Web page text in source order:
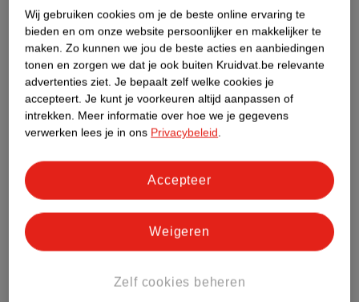
Etiketinformatie
Nature Impact Score
Dit product heeft (nog) geen Nature
Bestel & Bezorginformatie
Bekijk ook
LEGO Creator Alle LEGO Creator
Wij gebruiken cookies om je de beste online ervaring te
bieden en om onze website persoonlijker en makkelijker te
maken. Zo kunnen we jou de beste acties en aanbiedingen
tonen en zorgen we dat je ook buiten Kruidvat.be relevante
advertenties ziet. Je bepaalt zelf welke cookies je
accepteert. Je kunt je voorkeuren altijd aanpassen of
intrekken. Meer informatie over hoe we je gegevens
verwerken lees je in ons Privacybeleid.
Zelf cookies beheren
Weigeren
Accepteer